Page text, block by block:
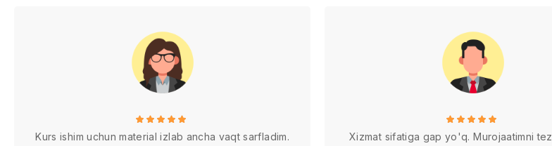
Kurs ishim uchun material izlab ancha vaqt sarfladim.
Xizmat sifatiga gap yo'q. Murojaatimni